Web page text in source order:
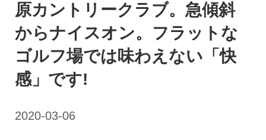
原カントリークラブ。急傾斜
からナイスオン。フラットな
ゴルフ場では味わえない「快
感」です!